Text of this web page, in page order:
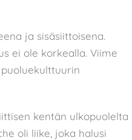
ja sisäsiittoisena.
ei ole korkealla. Viime
kentän ulkopuolelta
oli liike, joka halusi